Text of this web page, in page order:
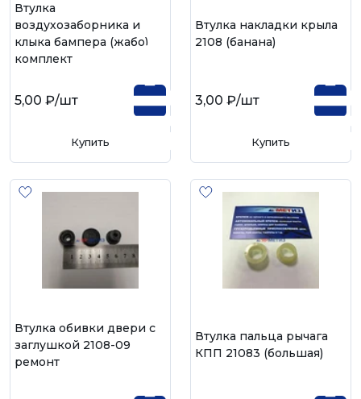
Втулка
воздухозаборника и
клыка бампера (жабо)
комплект
5,00 ₽/шт
Купить
Втулка накладки крыла
2108 (банана)
3,00 ₽/шт
Купить
Втулка обивки двери с
заглушкой 2108-09
ремонт
Втулка пальца рычага
КПП 21083 (большая)